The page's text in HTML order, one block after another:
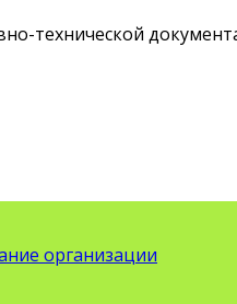
технической
организации